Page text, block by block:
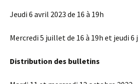
Jeudi 6 avril 2023 de 16 à 19h
Mercredi 5 juillet de 16 à 19h et jeudi 6
Distribution des bulletins